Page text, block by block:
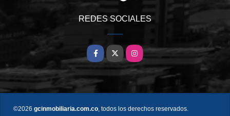
REDES SOCIALES
Facebook
X Instagram
©2026 gcinmobiliaria.com.co, todos los derechos reservados.